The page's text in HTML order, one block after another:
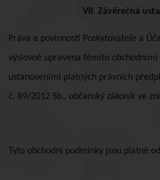
VII. Závěrečná
Práva a povinnosti Poskytovatele a
výslovně upravena těmito
ustanoveními platných právních
č. 89/2012 Sb., občanský zákoník ve
Tyto obchodní podmínky jsou platné